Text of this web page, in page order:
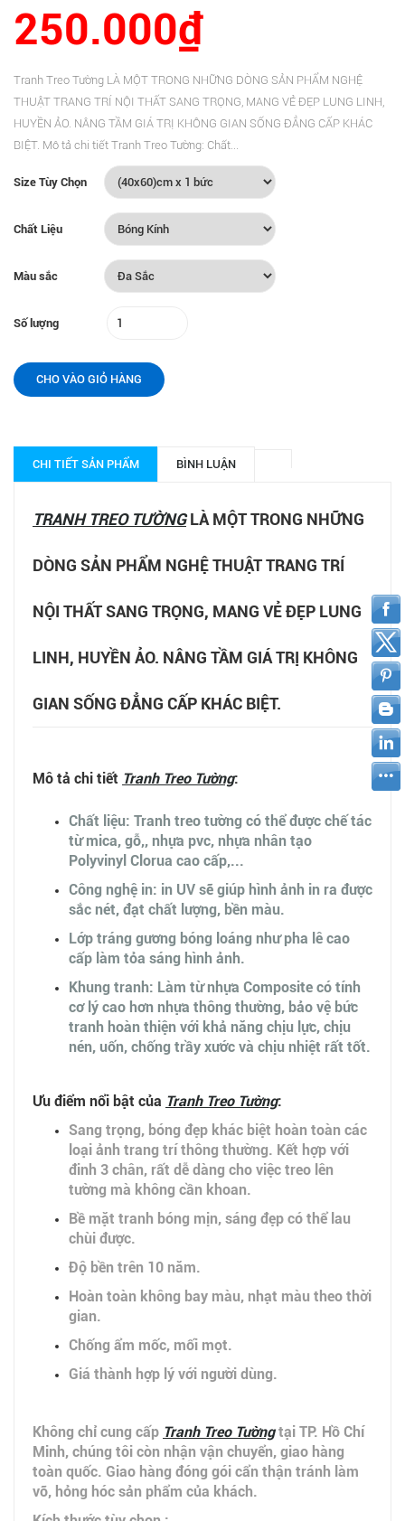
250.000₫
Tranh Treo Tường LÀ MỘT TRONG NHỮNG DÒNG SẢN PHẨM NGHỆ
THUẬT TRANG TRÍ NỘI THẤT SANG TRỌNG, MANG VẺ ĐẸP LUNG LINH,
HUYỀN ẢO. NÂNG TẦM GIÁ TRỊ KHÔNG GIAN SỐNG ĐẲNG CẤP KHÁC
BIỆT. Mô tả chi tiết Tranh Treo Tường: Chất...
Size Tùy Chọn
Chất Liệu
Màu sắc
Số lượng
CHO VÀO GIỎ HÀNG
CHI TIẾT SẢN PHẨM BÌNH LUẬN
TRANH TREO TƯỜNGLÀ MỘT TRONG NHỮNG
DÒNG SẢN PHẨM NGHỆ THUẬT TRANG TRÍ
NỘI THẤT SANG TRỌNG, MANG VẺ ĐẸP LUNG
LINH, HUYỀN ẢO. NÂNG TẦM GIÁ TRỊ KHÔNG
GIAN SỐNG ĐẲNG CẤP KHÁC BIỆT.
Mô tả chi tiết Tranh Treo Tường:
Chất liệu: Tranh treo tường có thể được chế tác
từ mica, gỗ,, nhựa pvc, nhựa nhân tạo
Polyvinyl Clorua cao cấp,...
Công nghệ in: in UV sẽ giúp hình ảnh in ra được
sắc nét, đạt chất lượng, bền màu.
Lớp tráng gương bóng loáng như pha lê cao
cấp làm tỏa sáng hình ảnh.
Khung tranh: Làm từ nhựa Composite có tính
cơ lý cao hơn nhựa thông thường, bảo vệ bức
tranh hoàn thiện với khả năng chịu lực, chịu
nén, uốn, chống trầy xước và chịu nhiệt rất tốt.
Ưu điểm nổi bật của Tranh Treo Tường:
Sang trọng, bóng đẹp khác biệt hoàn toàn các
loại ảnh trang trí thông thường. Kết hợp với
đinh 3 chân, rất dễ dàng cho việc treo lên
tường mà không cần khoan.
Bề mặt tranh bóng mịn, sáng đẹp có thể lau
chùi được.
Độ bền trên 10 năm.
Hoàn toàn không bay màu, nhạt màu theo thời
gian.
Chống ẩm mốc, mối mọt.
Giá thành hợp lý với người dùng.
Không chỉ cung cấp Tranh Treo Tường tại TP. Hồ Chí
Minh, chúng tôi còn nhận vận chuyển, giao hàng
toàn quốc. Giao hàng đóng gói cẩn thận tránh làm
vỡ, hỏng hóc sản phẩm của khách.